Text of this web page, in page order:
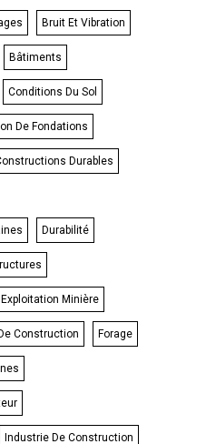
Bruit Et Vibration
Bâtiments
Conditions Du Sol
De Fondations
Durables
Durabilité
Exploitation Minière
Construction Forage
Industrie De Construction